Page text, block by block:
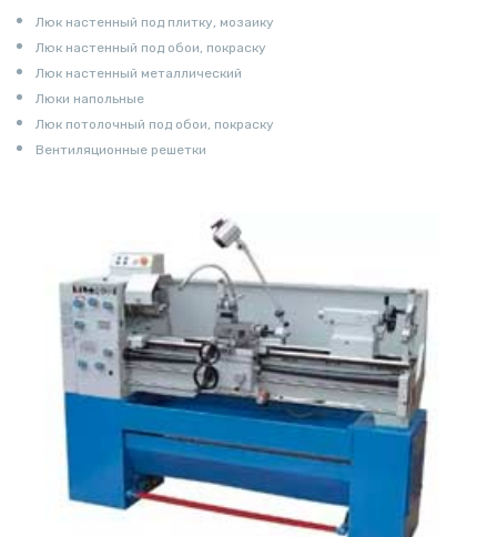
Люк настенный под плитку, мозаику
Люк настенный под обои, покраску
Люк настенный металлический
Люки напольные
Люк потолочный под обои, покраску
Вентиляционные решетки